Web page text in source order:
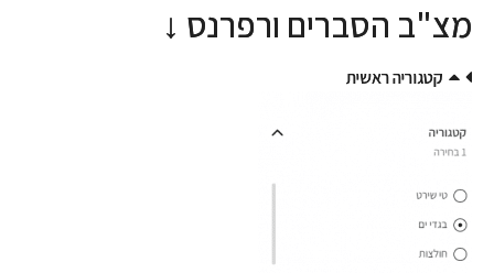
מצ"ב הסברים ורפרנס ↓
קטגוריה ראשית
מצ"ב הסברים ורפרנס ↓
קטגוריה ראשית